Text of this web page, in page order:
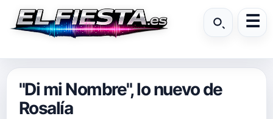
"Di mi Nombre", lo nuevo de
Rosalía